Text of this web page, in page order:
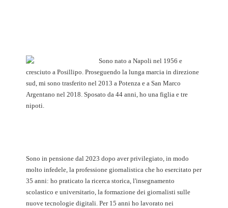
Sono nato a Napoli nel 1956 e
cresciuto a Posillipo. Proseguendo la lunga marcia in direzione
sud, mi sono trasferito nel 2013 a Potenza e a San Marco
Argentano nel 2018. Sposato da 44 anni, ho una figlia e tre
nipoti.
Sono in pensione dal 2023 dopo aver privilegiato, in modo
molto infedele, la professione giornalistica che ho esercitato per
35 anni: ho praticato la ricerca storica, l'insegnamento
scolastico e universitario, la formazione dei giornalisti sulle
nuove tecnologie digitali. Per 15 anni ho lavorato nei